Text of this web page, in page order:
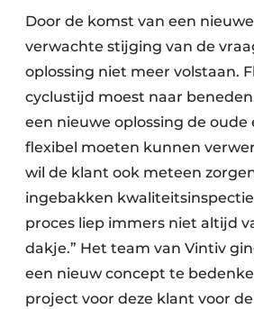
Door de komst van een
verwachte stijging van de
oplossing niet meer volstaan.
cyclustijd moest naar
een nieuwe oplossing de oude
flexibel moeten kunnen
wil de klant ook meteen
ingebakken
proces liep immers niet altijd
dakje.” Het team van Vintiv
een nieuw concept te
project voor deze klant voor